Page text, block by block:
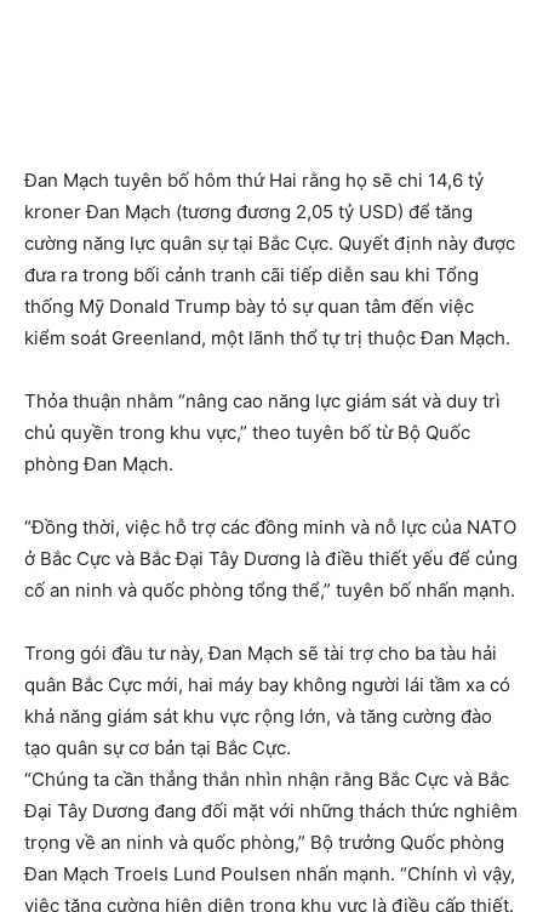
Đan Mạch tuyên bố hôm thứ Hai rằng họ sẽ chi 14,6 tỷ
kroner Đan Mạch (tương đương 2,05 tỷ USD) để tăng
cường năng lực quân sự tại Bắc Cực. Quyết định này được
đưa ra trong bối cảnh tranh cãi tiếp diễn sau khi Tổng
thống Mỹ Donald Trump bày tỏ sự quan tâm đến việc
kiểm soát Greenland, một lãnh thổ tự trị thuộc Đan Mạch.
Thỏa thuận nhằm “nâng cao năng lực giám sát và duy trì
chủ quyền trong khu vực,” theo tuyên bố từ Bộ Quốc
phòng Đan Mạch.
“Đồng thời, việc hỗ trợ các đồng minh và nỗ lực của NATO
ở Bắc Cực và Bắc Đại Tây Dương là điều thiết yếu để củng
cố an ninh và quốc phòng tổng thể,” tuyên bố nhấn mạnh.
Trong gói đầu tư này, Đan Mạch sẽ tài trợ cho ba tàu hải
quân Bắc Cực mới, hai máy bay không người lái tầm xa có
khả năng giám sát khu vực rộng lớn, và tăng cường đào
tạo quân sự cơ bản tại Bắc Cực.
“Chúng ta cần thẳng thắn nhìn nhận rằng Bắc Cực và Bắc
Đại Tây Dương đang đối mặt với những thách thức nghiêm
trọng về an ninh và quốc phòng,” Bộ trưởng Quốc phòng
Đan Mạch Troels Lund Poulsen nhấn mạnh. “Chính vì vậy,
việc tăng cường hiện diện trong khu vực là điều cấp thiết.